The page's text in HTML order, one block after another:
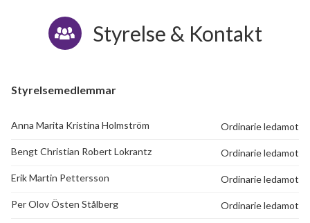
Styrelse & Kontakt
Styrelsemedlemmar
Anna Marita Kristina Holmström Ordinarie ledamot
Bengt Christian Robert Lokrantz Ordinarie ledamot
Erik Martin Pettersson Ordinarie ledamot
Per Olov Östen Stålberg Ordinarie ledamot